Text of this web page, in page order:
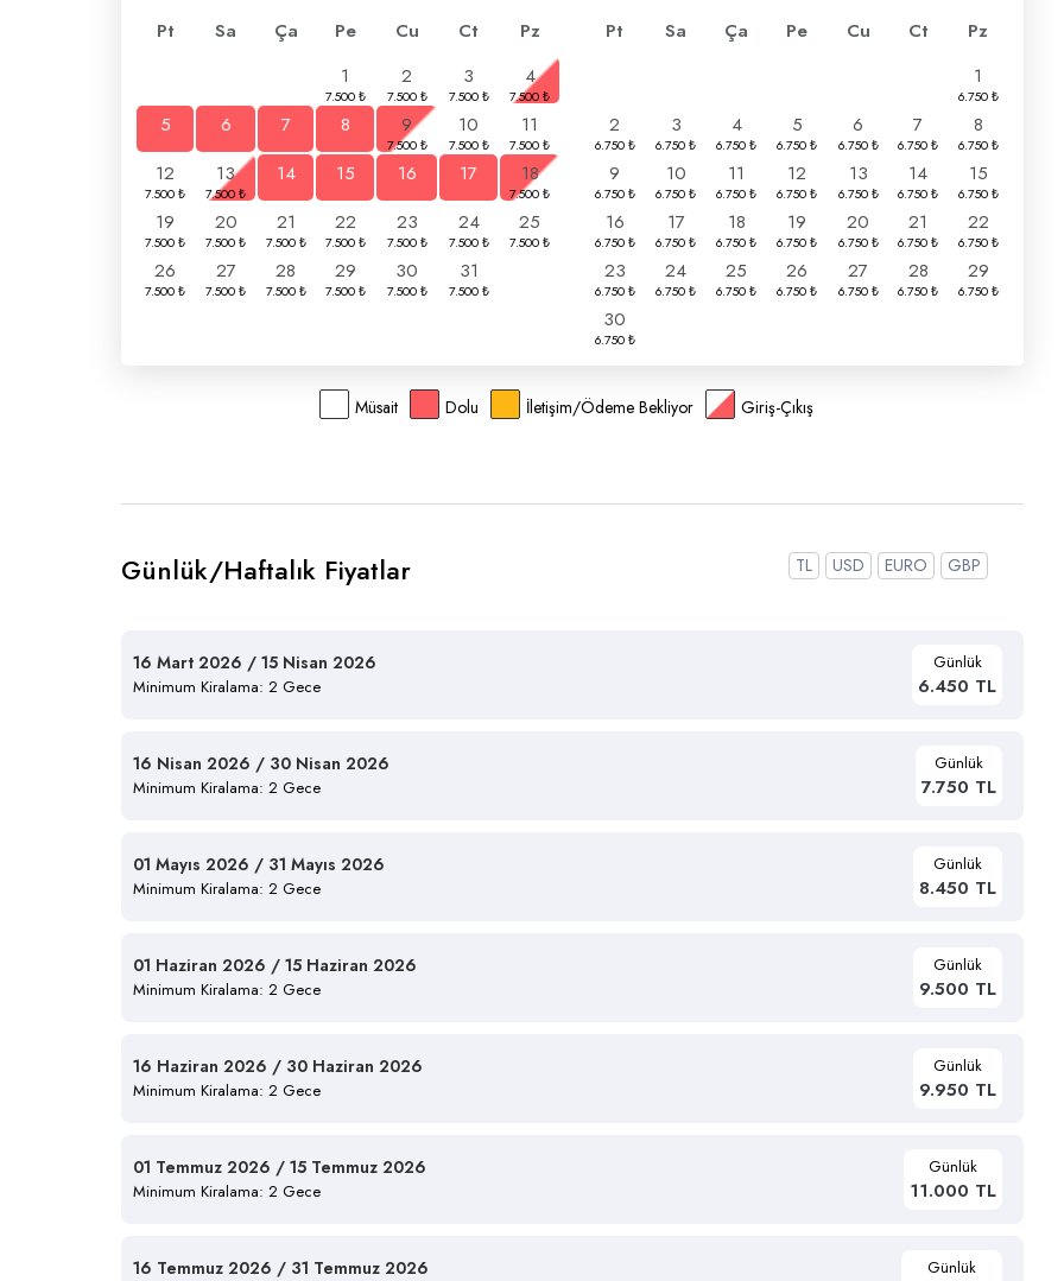
Pt Sa Ça Pe Cu Ct
Pz
1
2 3
4
5
6 7 8 9 10
11
12
13 14 15 16 17
18
19
20 21 22 23 24
25
26
27 28 29 30 31
Pt Sa Ça Pe Cu Ct
Pz
1
2
3 4 5 6 7
8
9
10 11 12 13 14
15
16
17 18 19 20 21
22
23
24 25 26 27 28
29
30
Müsait Dolu İletişim/Ödeme Bekliyor Giriş-Çıkış
Günlük/Haftalık Fiyatlar TL USD EURO GBP
16 Mart 2026 / 15 Nisan 2026
Minimum Kiralama: 2 Gece
Günlük
6.450 TL
16 Nisan 2026 / 30 Nisan 2026
Minimum Kiralama: 2 Gece
Günlük
7.750 TL
01 Mayıs 2026 / 31 Mayıs 2026
Minimum Kiralama: 2 Gece
Günlük
8.450 TL
01 Haziran 2026 / 15 Haziran 2026
Minimum Kiralama: 2 Gece
Günlük
9.500 TL
16 Haziran 2026 / 30 Haziran 2026
Minimum Kiralama: 2 Gece
Günlük
9.950 TL
01 Temmuz 2026 / 15 Temmuz 2026
Minimum Kiralama: 2 Gece
Günlük
11.000 TL
16 Temmuz 2026 / 31 Temmuz 2026 Günlük